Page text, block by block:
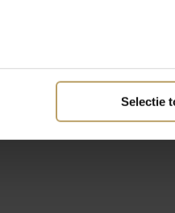
Selectie